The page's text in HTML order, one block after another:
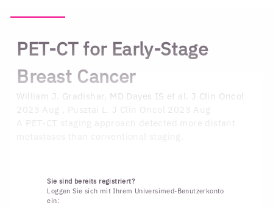
PET-CT for Early-Stage
Breast Cancer
William J. Gradishar, MD Dayes IS et al. J Clin Oncol
2023 Aug , Pusztai L. J Clin Oncol 2023 Aug
Sie sind bereits registriert?
Loggen Sie sich mit Ihrem Universimed-Benutzerkonto
ein: